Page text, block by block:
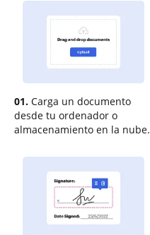
01. Carga un documento
desde tu ordenador o
almacenamiento en la nube.